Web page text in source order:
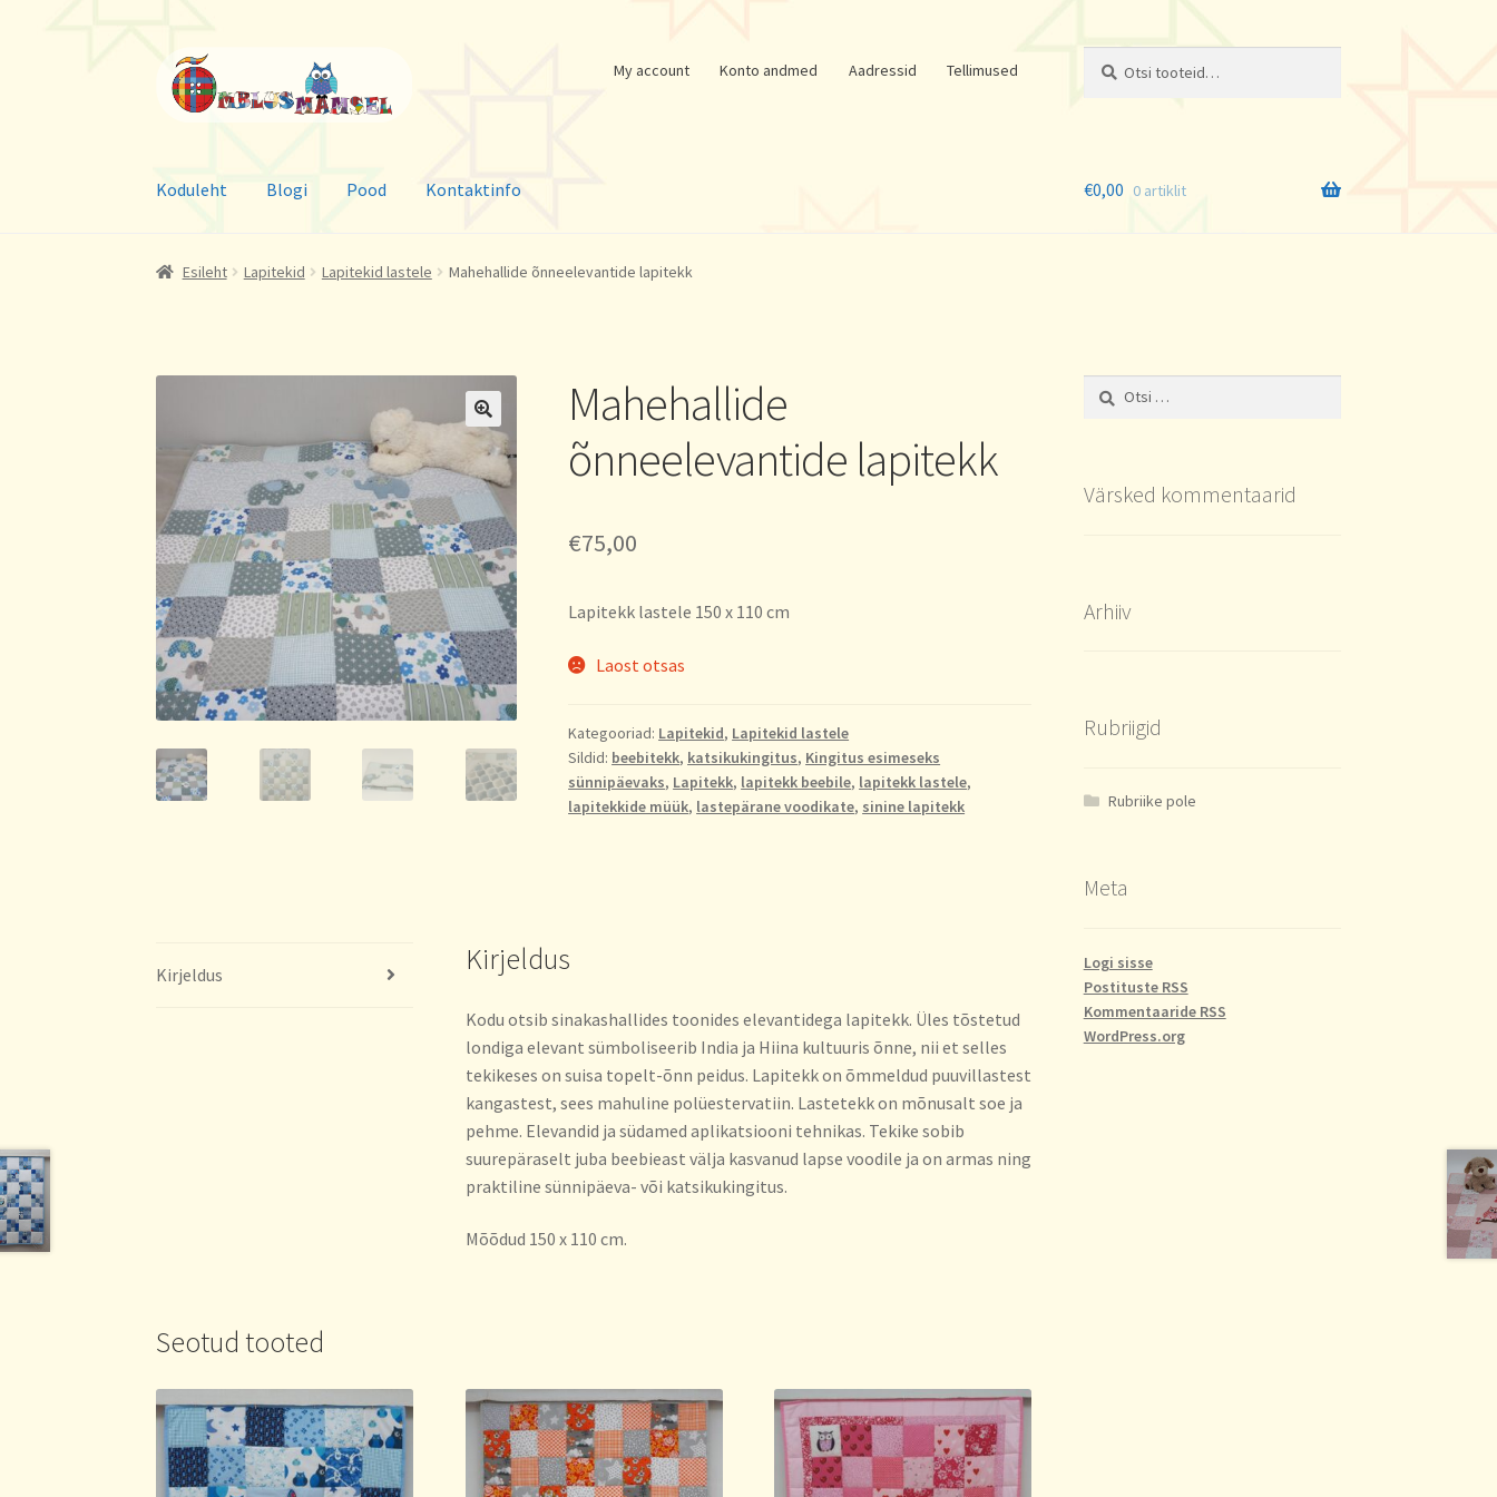
Liigu
navigeerimisele
Liigu
sisu
juurde
My account Konto andmed Aadressid Tellimused
Koduleht Blogi Pood Kontaktinfo €0,00 0 artiklit
Esileht Lapitekid Lapitekid lastele Mahehallide õnneelevantide lapitekk
🔍
Mahehallide
õnneelevantide lapitekk
€75,00
Lapitekk lastele 150 x 110 cm
Laost otsas
Kategooriad: Lapitekid, Lapitekid lastele
Sildid: beebitekk, katsikukingitus, Kingitus esimeseks
sünnipäevaks, Lapitekk, lapitekk beebile, lapitekk lastele,
lapitekkide müük, lastepärane voodikate, sinine lapitekk
Kirjeldus Kirjeldus
Kodu otsib sinakashallides toonides elevantidega lapitekk. Üles tõstetud
londiga elevant sümboliseerib India ja Hiina kultuuris õnne, nii et selles
tekikeses on suisa topelt-õnn peidus. Lapitekk on õmmeldud puuvillastest
kangastest, sees mahuline polüestervatiin. Lastetekk on mõnusalt soe ja
pehme. Elevandid ja südamed aplikatsiooni tehnikas. Tekike sobib
suurepäraselt juba beebieast välja kasvanud lapse voodile ja on armas ning
praktiline sünnipäeva- või katsikukingitus.
Mõõdud 150 x 110 cm.
Seotud tooted
Otsi:
Värsked kommentaarid
Arhiiv
Rubriigid
Rubriike pole
Meta
Logi sisse
Postituste RSS
Kommentaaride RSS
WordPress.org